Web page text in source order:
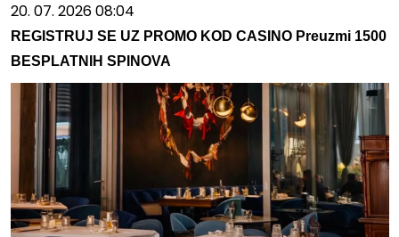
20. 07. 2026 08:04
REGISTRUJ SE UZ PROMO KOD CASINO Preuzmi 1500
BESPLATNIH SPINOVA